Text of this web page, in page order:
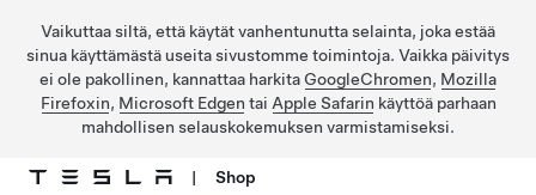
Vaikuttaa siltä, että käytät vanhentunutta selainta, joka estää
sinua käyttämästä useita sivustomme toimintoja. Vaikka päivitys
ei ole pakollinen, kannattaa harkita GoogleChromen, Mozilla
Firefoxin, Microsoft Edgen tai Apple Safarin käyttöä parhaan
mahdollisen selauskokemuksen varmistamiseksi.
| Shop